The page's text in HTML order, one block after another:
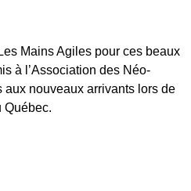
Mains Agiles pour ces beaux
à l’Association des Néo-
nouveaux arrivants lors de
Québec.